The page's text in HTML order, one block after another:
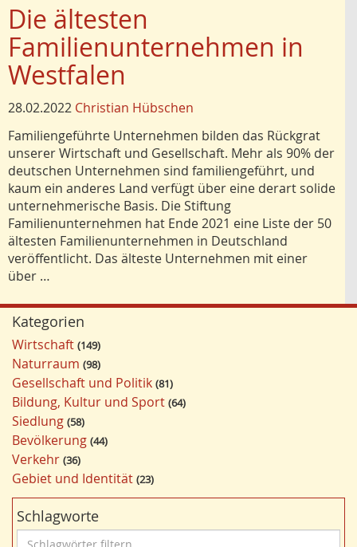
Die ältesten
Familienunternehmen in
Westfalen
28.02.2022 Christian Hübschen
Familiengeführte Unternehmen bilden das Rückgrat
unserer Wirtschaft und Gesellschaft. Mehr als 90% der
deutschen Unternehmen sind familiengeführt, und
kaum ein anderes Land verfügt über eine derart solide
unternehmerische Basis. Die Stiftung
Familienunternehmen hat Ende 2021 eine Liste der 50
ältesten Familienunternehmen in Deutschland
veröffentlicht. Das älteste Unternehmen mit einer
über …
Kategorien
Wirtschaft 149
Naturraum 98
Gesellschaft und Politik 81
Bildung, Kultur und Sport 64
Siedlung 58
Bevölkerung 44
Verkehr 36
Gebiet und Identität 23
Schlagworte